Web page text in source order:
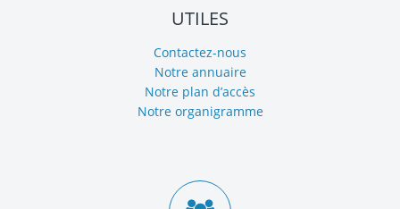
UTILES
Contactez-nous
Notre annuaire
Notre plan d’accès
Notre organigramme